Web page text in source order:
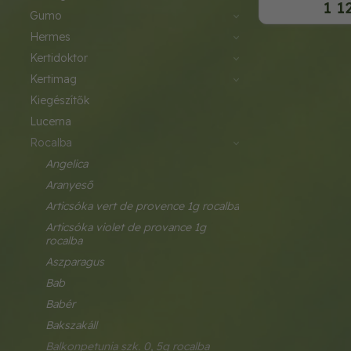
1
gumo
hermes
kertidoktor
kertimag
kiegészítők
lucerna
rocalba
angelica
aranyeső
articsóka vert de provence 1g rocalba
articsóka violet de provance 1g
rocalba
aszparagus
bab
babér
bakszakáll
balkonpetunia szk. 0, 5g rocalba